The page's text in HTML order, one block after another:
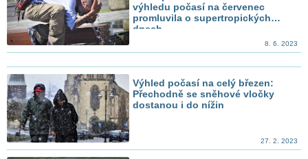
výhledu počasí na červenec
promluvila o supertropických
dnech
8. 6. 2023
Výhled počasí na celý březen:
Přechodně se sněhové vločky
dostanou i do nížin
27. 2. 2023